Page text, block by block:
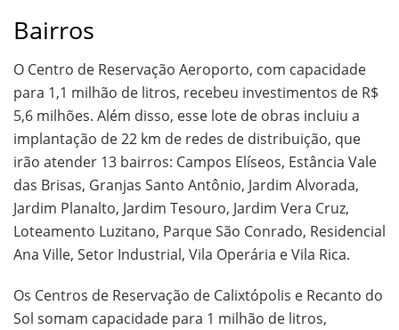
Bairros
O Centro de Reservação Aeroporto, com capacidade
para 1,1 milhão de litros, recebeu investimentos de R$
5,6 milhões. Além disso, esse lote de obras incluiu a
implantação de 22 km de redes de distribuição, que
irão atender 13 bairros: Campos Elíseos, Estância Vale
das Brisas, Granjas Santo Antônio, Jardim Alvorada,
Jardim Planalto, Jardim Tesouro, Jardim Vera Cruz,
Loteamento Luzitano, Parque São Conrado, Residencial
Ana Ville, Setor Industrial, Vila Operária e Vila Rica.
Os Centros de Reservação de Calixtópolis e Recanto do
Sol somam capacidade para 1 milhão de litros,